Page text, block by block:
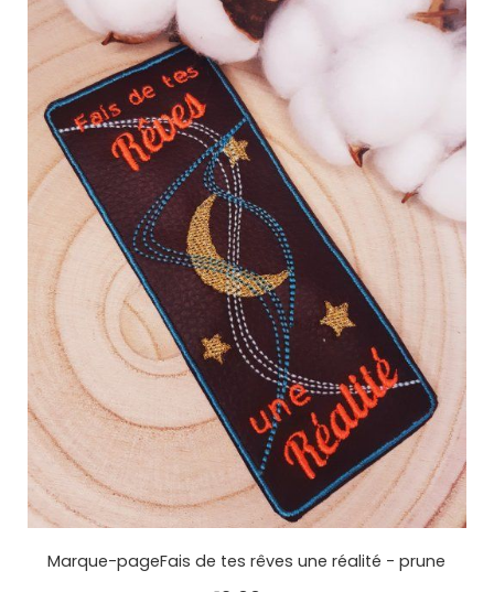
Marque-pageFais de tes rêves une réalité - prune